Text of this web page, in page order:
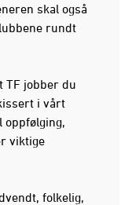
skal også
rundt
TF jobber du
i vårt
oppfølging,
viktige
folkelig,